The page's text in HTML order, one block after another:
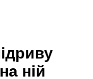
ній